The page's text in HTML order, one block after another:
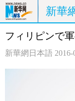
新華
ホームページ
フィリピンで
新華網日本語 2016-